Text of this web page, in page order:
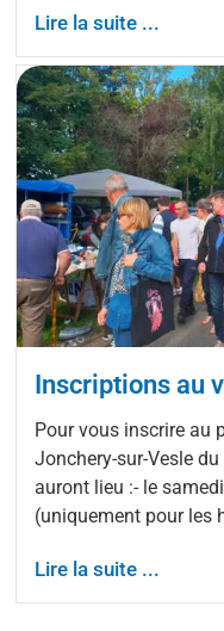
Lire la suite ...
Inscriptions au
Pour vous inscrire au
Jonchery-sur-Vesle
auront lieu :- le
(uniquement pour les
Lire la suite ...